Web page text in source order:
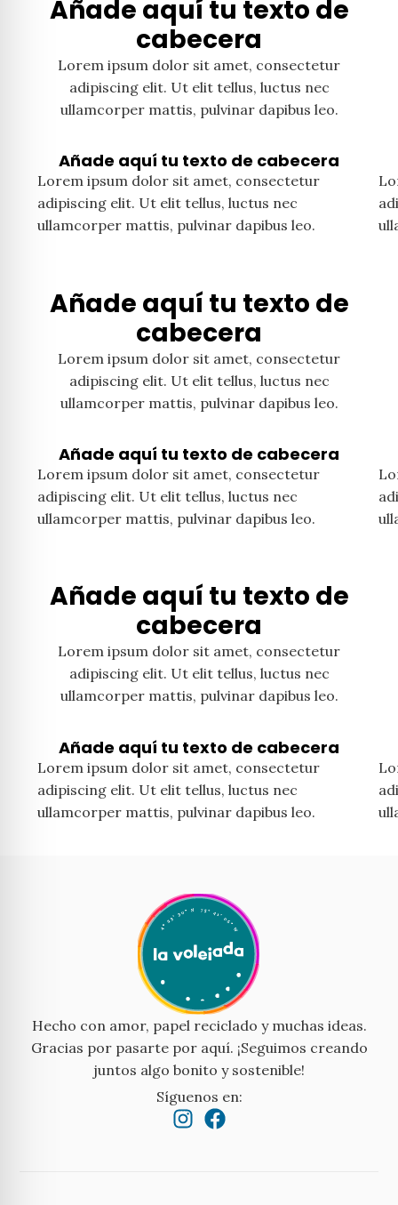
Añade aquí tu texto de
cabecera
Lorem ipsum dolor sit amet, consectetur
adipiscing elit. Ut elit tellus, luctus nec
ullamcorper mattis, pulvinar dapibus leo.
Añade aquí tu texto de cabecera
Lorem ipsum dolor sit amet, consectetur
adipiscing elit. Ut elit tellus, luctus nec
ullamcorper mattis, pulvinar dapibus leo.
Añade aquí tu texto de
cabecera
Lorem ipsum dolor sit amet, consectetur
adipiscing elit. Ut elit tellus, luctus nec
ullamcorper mattis, pulvinar dapibus leo.
Añade aquí tu texto de cabecera
Lorem ipsum dolor sit amet, consectetur
adipiscing elit. Ut elit tellus, luctus nec
ullamcorper mattis, pulvinar dapibus leo.
Añade aquí tu texto de
cabecera
Lorem ipsum dolor sit amet, consectetur
adipiscing elit. Ut elit tellus, luctus nec
ullamcorper mattis, pulvinar dapibus leo.
Añade aquí tu texto de cabecera
Lorem ipsum dolor sit amet, consectetur
adipiscing elit. Ut elit tellus, luctus nec
ullamcorper mattis, pulvinar dapibus leo.
Hecho con amor, papel reciclado y muchas ideas.
Gracias por pasarte por aquí. ¡Seguimos creando
juntos algo bonito y sostenible!
Síguenos en: